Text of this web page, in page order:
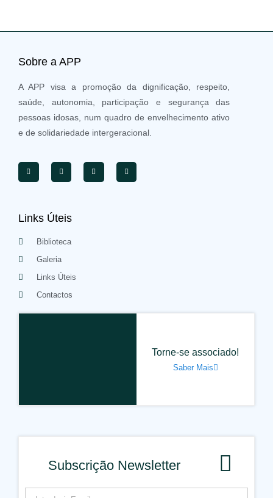
Sobre a APP
A APP visa a promoção da dignificação, respeito,
saúde, autonomia, participação e segurança das
pessoas idosas, num quadro de envelhecimento ativo
e de solidariedade intergeracional.
Links Úteis
Biblioteca
Galeria
Links Úteis
Contactos
Torne-se associado!
Saber Mais
Subscrição Newsletter